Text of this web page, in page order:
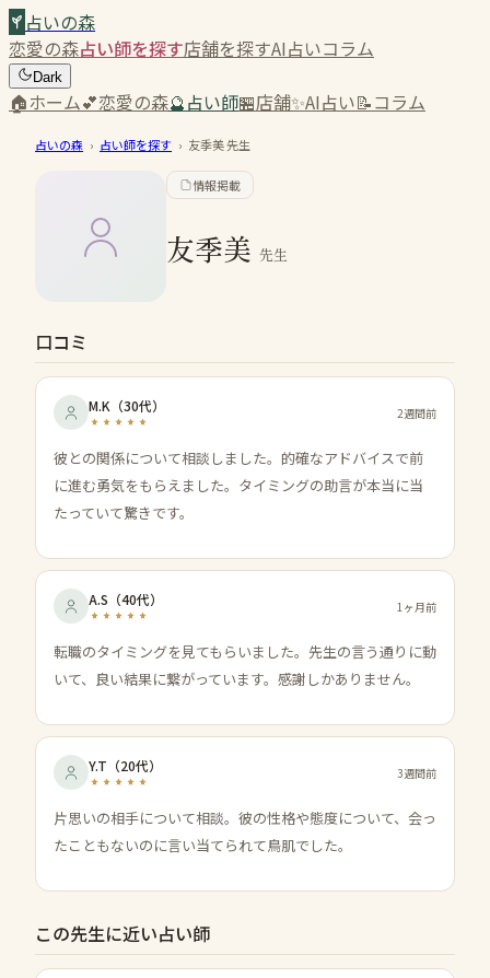
占いの森
恋愛の森占い師を探す店舗を探すAI占いコラム
Dark
🏠ホーム💕恋愛の森🔮占い師🏪店舗✨AI占い📝コラム
占いの森 › 占い師を探す › 友季美先生
情報掲載
友季美 先生
口コミ
M.K （30代） 2週間前
彼との関係について相談しました。的確なアドバイスで前
に進む勇気をもらえました。タイミングの助言が本当に当
たっていて驚きです。
A.S （40代） 1ヶ月前
転職のタイミングを見てもらいました。先生の言う通りに動
いて、良い結果に繋がっています。感謝しかありません。
Y.T （20代） 3週間前
片思いの相手について相談。彼の性格や態度について、会っ
たこともないのに言い当てられて鳥肌でした。
この先生に近い占い師